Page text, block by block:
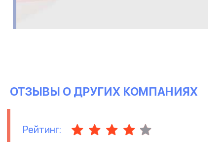
ОТЗЫВЫ О ДРУГИХ КОМПАНИЯХ
Рейтинг: